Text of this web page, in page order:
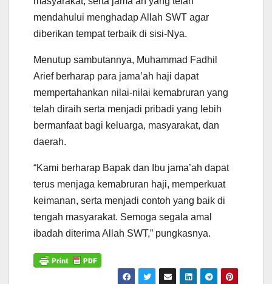
mendahului menghadap Allah SWT agar
diberikan tempat terbaik di sisi-Nya.
Menutup sambutannya, Muhammad Fadhil
Arief berharap para jama’ah haji dapat
mempertahankan nilai-nilai kemabruran yang
telah diraih serta menjadi pribadi yang lebih
bermanfaat bagi keluarga, masyarakat, dan
daerah.
“Kami berharap Bapak dan Ibu jama’ah dapat
terus menjaga kemabruran haji, memperkuat
keimanan, serta menjadi contoh yang baik di
tengah masyarakat. Semoga segala amal
ibadah diterima Allah SWT,” pungkasnya.